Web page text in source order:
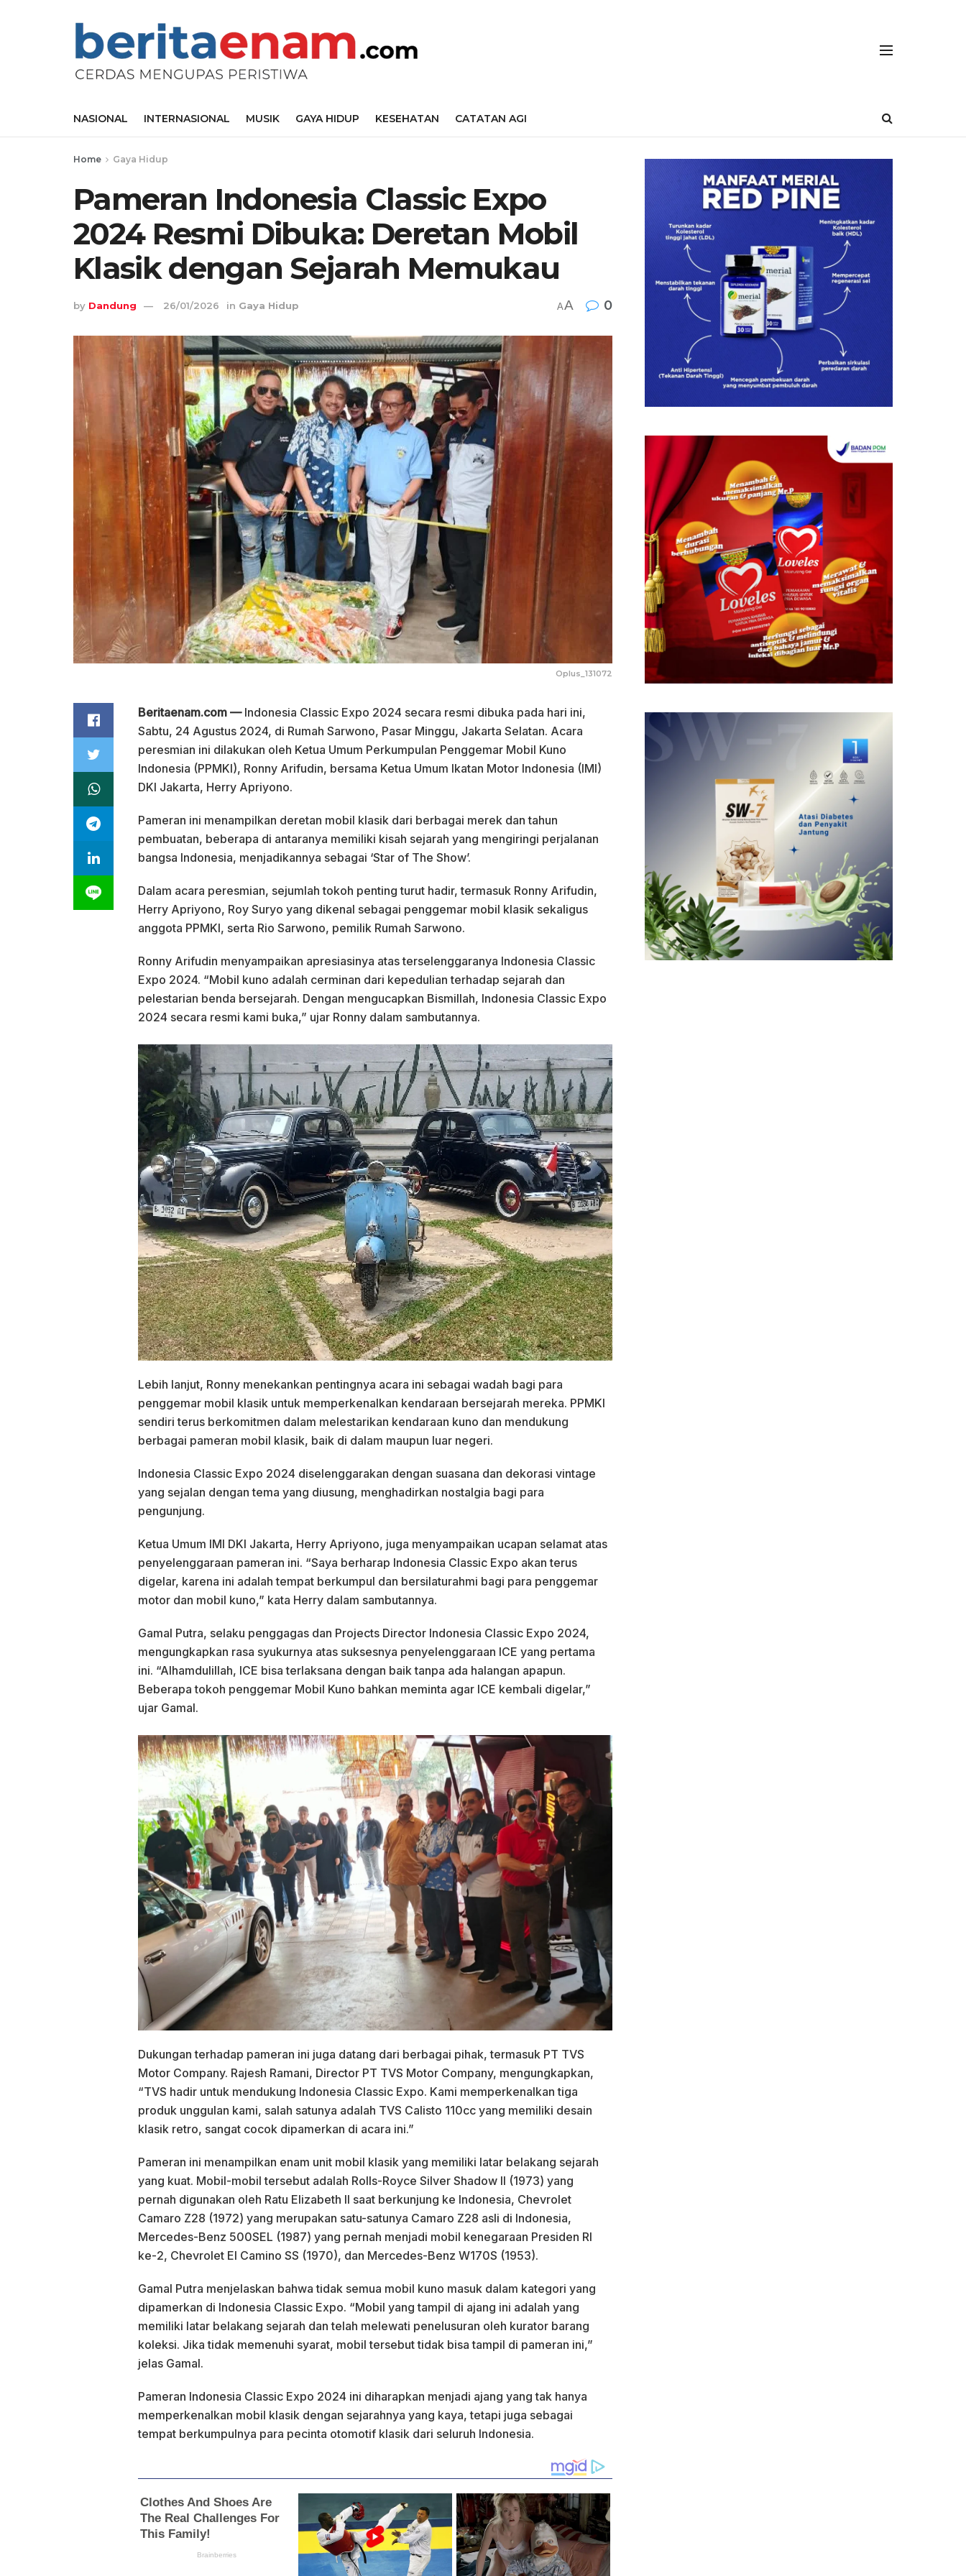
NASIONAL INTERNASIONAL MUSIK GAYA HIDUP KESEHATAN CATATAN AGI
Home Gaya Hidup
Pameran Indonesia Classic Expo
2024 Resmi Dibuka: Deretan Mobil
Klasik dengan Sejarah Memukau
by Dandung 26/01/2026 in Gaya Hidup AA 0
Oplus_131072
Beritaenam.com —Indonesia Classic Expo 2024 secara resmi dibuka pada hari ini,
Sabtu, 24 Agustus 2024, di Rumah Sarwono, Pasar Minggu, Jakarta Selatan. Acara
peresmian ini dilakukan oleh Ketua Umum Perkumpulan Penggemar Mobil Kuno
Indonesia (PPMKI), Ronny Arifudin, bersama Ketua Umum Ikatan Motor Indonesia (IMI)
DKI Jakarta, Herry Apriyono.
Pameran ini menampilkan deretan mobil klasik dari berbagai merek dan tahun
pembuatan, beberapa di antaranya memiliki kisah sejarah yang mengiringi perjalanan
bangsa Indonesia, menjadikannya sebagai ‘Star of The Show’.
Dalam acara peresmian, sejumlah tokoh penting turut hadir, termasuk Ronny Arifudin,
Herry Apriyono, Roy Suryo yang dikenal sebagai penggemar mobil klasik sekaligus
anggota PPMKI, serta Rio Sarwono, pemilik Rumah Sarwono.
Ronny Arifudin menyampaikan apresiasinya atas terselenggaranya Indonesia Classic
Expo 2024. “Mobil kuno adalah cerminan dari kepedulian terhadap sejarah dan
pelestarian benda bersejarah. Dengan mengucapkan Bismillah, Indonesia Classic Expo
2024 secara resmi kami buka,” ujar Ronny dalam sambutannya.
Lebih lanjut, Ronny menekankan pentingnya acara ini sebagai wadah bagi para
penggemar mobil klasik untuk memperkenalkan kendaraan bersejarah mereka. PPMKI
sendiri terus berkomitmen dalam melestarikan kendaraan kuno dan mendukung
berbagai pameran mobil klasik, baik di dalam maupun luar negeri.
Indonesia Classic Expo 2024 diselenggarakan dengan suasana dan dekorasi vintage
yang sejalan dengan tema yang diusung, menghadirkan nostalgia bagi para
pengunjung.
Ketua Umum IMI DKI Jakarta, Herry Apriyono, juga menyampaikan ucapan selamat atas
penyelenggaraan pameran ini. “Saya berharap Indonesia Classic Expo akan terus
digelar, karena ini adalah tempat berkumpul dan bersilaturahmi bagi para penggemar
motor dan mobil kuno,” kata Herry dalam sambutannya.
Gamal Putra, selaku penggagas dan Projects Director Indonesia Classic Expo 2024,
mengungkapkan rasa syukurnya atas suksesnya penyelenggaraan ICE yang pertama
ini. “Alhamdulillah, ICE bisa terlaksana dengan baik tanpa ada halangan apapun.
Beberapa tokoh penggemar Mobil Kuno bahkan meminta agar ICE kembali digelar,”
ujar Gamal.
Dukungan terhadap pameran ini juga datang dari berbagai pihak, termasuk PT TVS
Motor Company. Rajesh Ramani, Director PT TVS Motor Company, mengungkapkan,
“TVS hadir untuk mendukung Indonesia Classic Expo. Kami memperkenalkan tiga
produk unggulan kami, salah satunya adalah TVS Calisto 110cc yang memiliki desain
klasik retro, sangat cocok dipamerkan di acara ini.”
Pameran ini menampilkan enam unit mobil klasik yang memiliki latar belakang sejarah
yang kuat. Mobil-mobil tersebut adalah Rolls-Royce Silver Shadow II (1973) yang
pernah digunakan oleh Ratu Elizabeth II saat berkunjung ke Indonesia, Chevrolet
Camaro Z28 (1972) yang merupakan satu-satunya Camaro Z28 asli di Indonesia,
Mercedes-Benz 500SEL (1987) yang pernah menjadi mobil kenegaraan Presiden RI
ke-2, Chevrolet El Camino SS (1970), dan Mercedes-Benz W170S (1953).
Gamal Putra menjelaskan bahwa tidak semua mobil kuno masuk dalam kategori yang
dipamerkan di Indonesia Classic Expo. “Mobil yang tampil di ajang ini adalah yang
memiliki latar belakang sejarah dan telah melewati penelusuran oleh kurator barang
koleksi. Jika tidak memenuhi syarat, mobil tersebut tidak bisa tampil di pameran ini,”
jelas Gamal.
Pameran Indonesia Classic Expo 2024 ini diharapkan menjadi ajang yang tak hanya
memperkenalkan mobil klasik dengan sejarahnya yang kaya, tetapi juga sebagai
tempat berkumpulnya para pecinta otomotif klasik dari seluruh Indonesia.